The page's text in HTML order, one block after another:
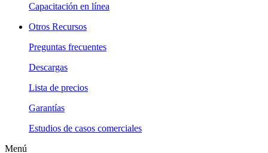
Capacitación en línea
Otros Recursos
Preguntas frecuentes
Descargas
Lista de precios
Garantías
Estudios de casos comerciales
Menú